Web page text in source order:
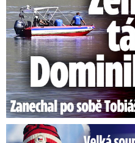
Velká soupeřka